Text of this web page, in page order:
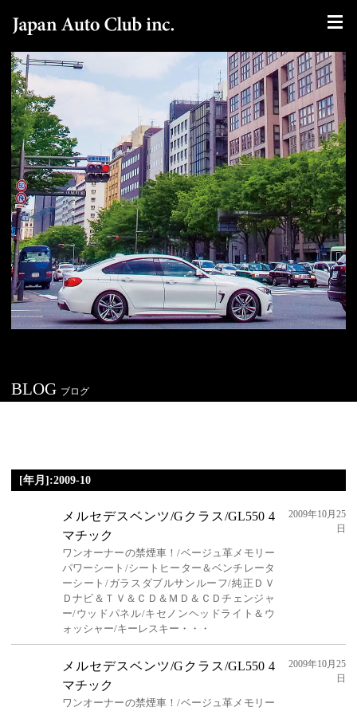
BLOG ブログ
[年月]:2009-10
メルセデスベンツ/Gクラス/GL550 4
マチック
ワンオーナーの禁煙車！/ベージュ革メモリー
パワーシート/シートヒーター＆ベンチレータ
ーシート/ガラスダブルサンルーフ/純正ＤＶ
Ｄナビ＆ＴＶ＆ＣＤ＆ＭＤ＆ＣＤチェンジャ
ー/ウッドパネル/キセノンヘッドライト＆ウ
ォッシャー/キーレスキー・・・
2009年10月25
日
メルセデスベンツ/Gクラス/GL550 4
マチック
ワンオーナーの禁煙車！/ベージュ革メモリー
2009年10月25
日